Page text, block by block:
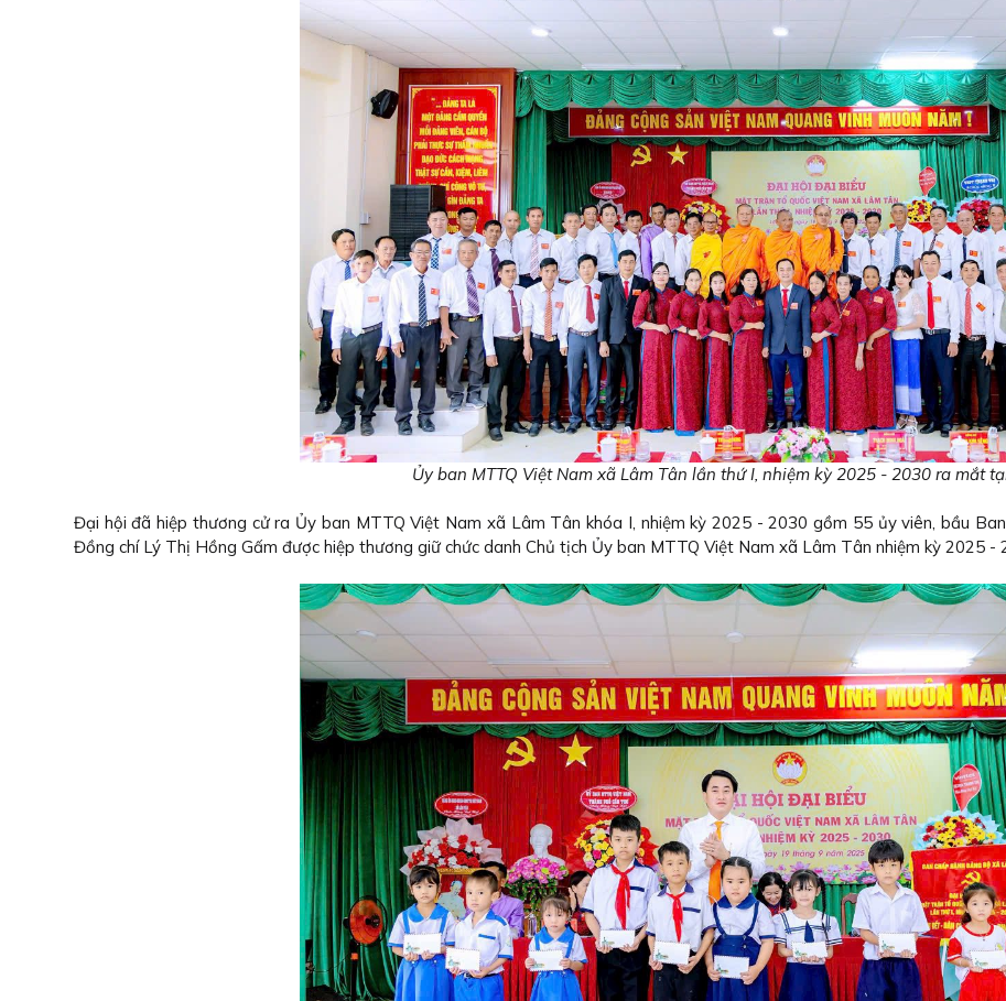
Ủy ban MTTQ Việt Nam xã Lâm Tân lần thứ I, nhiệm kỳ 2025 - 2030 ra mắt
Đại hội đã hiệp thương cử ra Ủy ban MTTQ Việt Nam xã Lâm Tân khóa I, nhiệm kỳ 2025 - 2030 gồm 55 ủy viên, bầu
Đồng chí Lý Thị Hồng Gấm được hiệp thương giữ chức danh Chủ tịch Ủy ban MTTQ Việt Nam xã Lâm Tân nhiệm kỳ 2025 -